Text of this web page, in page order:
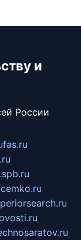
и
России
fas.ru
cemko.ru